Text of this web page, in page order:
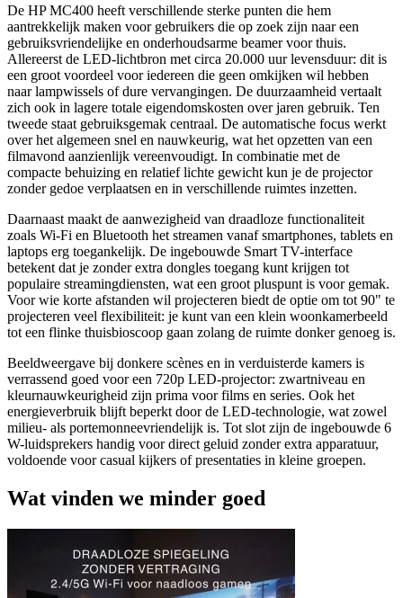
De HP MC400 heeft verschillende sterke punten die hem
aantrekkelijk maken voor gebruikers die op zoek zijn naar een
gebruiksvriendelijke en onderhoudsarme beamer voor thuis.
Allereerst de LED-lichtbron met circa 20.000 uur levensduur: dit is
een groot voordeel voor iedereen die geen omkijken wil hebben
naar lampwissels of dure vervangingen. De duurzaamheid vertaalt
zich ook in lagere totale eigendomskosten over jaren gebruik. Ten
tweede staat gebruiksgemak centraal. De automatische focus werkt
over het algemeen snel en nauwkeurig, wat het opzetten van een
filmavond aanzienlijk vereenvoudigt. In combinatie met de
compacte behuizing en relatief lichte gewicht kun je de projector
zonder gedoe verplaatsen en in verschillende ruimtes inzetten.
Daarnaast maakt de aanwezigheid van draadloze functionaliteit
zoals Wi‑Fi en Bluetooth het streamen vanaf smartphones, tablets en
laptops erg toegankelijk. De ingebouwde Smart TV-interface
betekent dat je zonder extra dongles toegang kunt krijgen tot
populaire streamingdiensten, wat een groot pluspunt is voor gemak.
Voor wie korte afstanden wil projecteren biedt de optie om tot 90" te
projecteren veel flexibiliteit: je kunt van een klein woonkamerbeeld
tot een flinke thuisbioscoop gaan zolang de ruimte donker genoeg is.
Beeldweergave bij donkere scènes en in verduisterde kamers is
verrassend goed voor een 720p LED-projector: zwartniveau en
kleurnauwkeurigheid zijn prima voor films en series. Ook het
energieverbruik blijft beperkt door de LED-technologie, wat zowel
milieu- als portemonneevriendelijk is. Tot slot zijn de ingebouwde 6
W-luidsprekers handig voor direct geluid zonder extra apparatuur,
voldoende voor casual kijkers of presentaties in kleine groepen.
Wat vinden we minder goed